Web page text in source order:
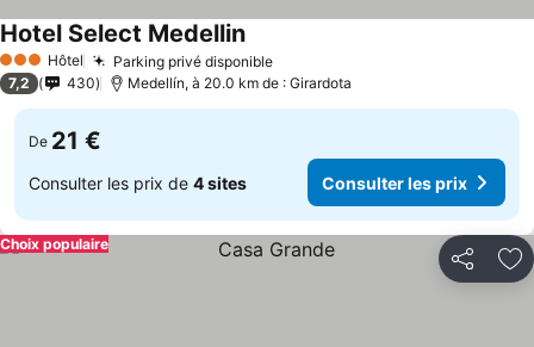
3 ÉtoilesHôtel Parking privé disponible
Hotel Select Medellin
7,2 430 Medellín, à 20.0 km de : Girardota
De 21 €
Consulter les prix de 4 sites Consulter les prix
Partager
Choix populaire